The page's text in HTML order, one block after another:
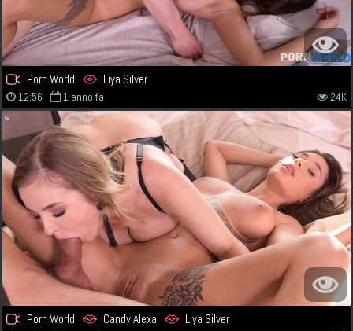
Porn World Liya Silver
12:56 1 anno fa 24K
Porn World Candy Alexa Liya Silver